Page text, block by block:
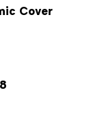
Cover